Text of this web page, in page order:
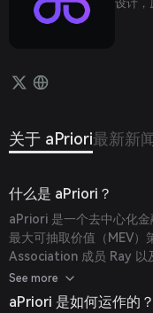
设计，
关于 aPriori最新新
什么是 aPriori？
aPriori 是一个去中心化
最大可抽取价值（MEV
Association 成员 Ray 以
升质押收益并通过优化交
See more
aPriori 是如何运作的？